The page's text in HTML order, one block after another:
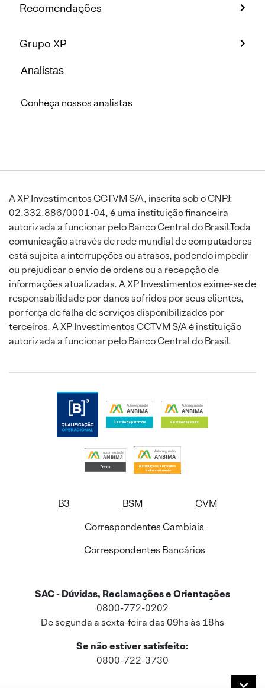
Recomendações
Grupo XP
Analistas
Conheça nossos analistas
A XP Investimentos CCTVM S/A, inscrita sob o CNPJ:
02.332.886/0001-04, é uma instituição financeira
autorizada a funcionar pelo Banco Central do Brasil.Toda
comunicação através de rede mundial de computadores
está sujeita a interrupções ou atrasos, podendo impedir
ou prejudicar o envio de ordens ou a recepção de
informações atualizadas. A XP Investimentos exime-se de
responsabilidade por danos sofridos por seus clientes,
por força de falha de serviços disponibilizados por
terceiros. A XP Investimentos CCTVM S/A é instituição
autorizada a funcionar pelo Banco Central do Brasil.
B3 BSM
CVM
Correspondentes Cambiais
Correspondentes Bancários
SAC - Dúvidas, Reclamações e Orientações
0800-772-0202
De segunda a sexta-feira das 09hs às 18hs
Se não estiver satisfeito:
0800-722-3730